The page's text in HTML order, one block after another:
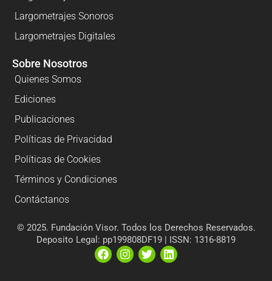
Largometrajes Sonoros
Largometrajes Digitales
Sobre Nosotros
Quienes Somos
Ediciones
Publicaciones
Políticas de Privacidad
Políticas de Cookies
Términos y Condiciones
Contáctanos
© 2025. Fundación Visor. Todos los Derechos Reservados.
Deposito Legal: pp199808DF19 | ISSN: 1316-8819